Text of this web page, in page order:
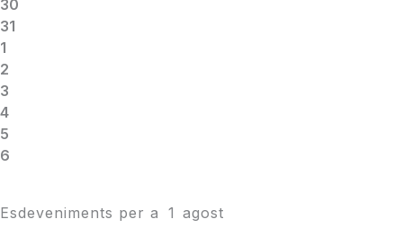
30
31
1
2
3
4
5
6
Esdeveniments per a 1 agost